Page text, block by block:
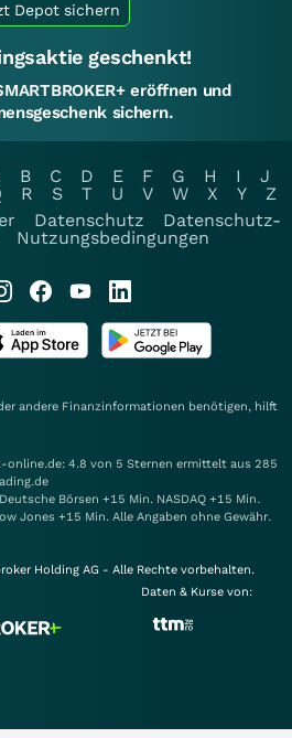
Depot sichern
geschenkt!
eröffnen und
sichern.
B C D E F G H I
J
R S T U V W X Y
Z
Datenschutz
Datenschutz-
Nutzungsbedingungen
andere Finanzinformationen benötigen, hilft
online.de: 4.8 von 5 Sternen ermittelt aus 285
Börsen +15 Min. NASDAQ +15 Min.
Jones +15 Min. Alle Angaben ohne Gewähr.
Holding AG - Alle Rechte vorbehalten.
Daten & Kurse von: